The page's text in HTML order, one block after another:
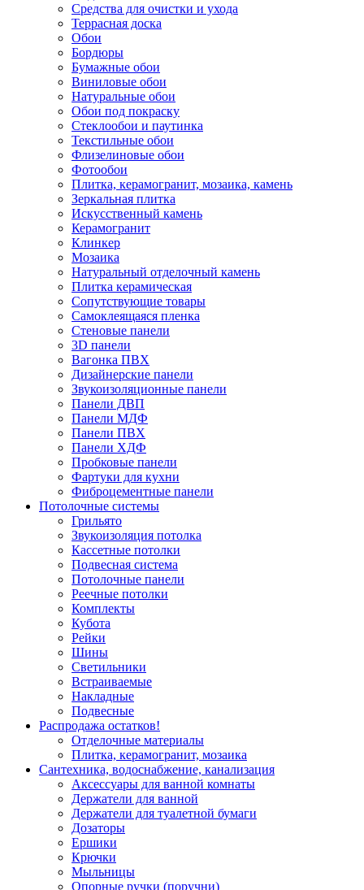
Средства для очистки и ухода
Террасная доска
Обои
Бордюры
Бумажные обои
Виниловые обои
Натуральные обои
Обои под покраску
Стеклообои и паутинка
Текстильные обои
Флизелиновые обои
Фотообои
Плитка, керамогранит, мозаика, камень
Зеркальная плитка
Искусственный камень
Керамогранит
Клинкер
Мозаика
Натуральный отделочный камень
Плитка керамическая
Сопутствующие товары
Самоклеящаяся пленка
Стеновые панели
3D панели
Вагонка ПВХ
Дизайнерские панели
Звукоизоляционные панели
Панели ДВП
Панели МДФ
Панели ПВХ
Панели ХДФ
Пробковые панели
Фартуки для кухни
Фиброцементные панели
Потолочные системы
Грильято
Звукоизоляция потолка
Кассетные потолки
Подвесная система
Потолочные панели
Реечные потолки
Комплекты
Кубота
Рейки
Шины
Светильники
Встраиваемые
Накладные
Подвесные
Распродажа остатков!
Отделочные материалы
Плитка, керамогранит, мозаика
Сантехника, водоснабжение, канализация
Аксессуары для ванной комнаты
Держатели для ванной
Держатели для туалетной бумаги
Дозаторы
Ершики
Крючки
Мыльницы
Опорные ручки (поручни)